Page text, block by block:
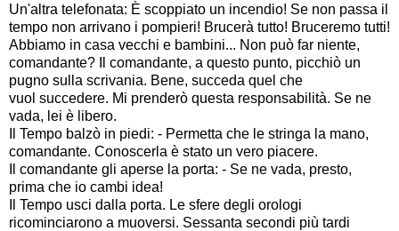
Un'altra telefonata: È scoppiato un incendio! Se non passa il
tempo non arrivano i pompieri! Brucerà tutto! Bruceremo tutti!
Abbiamo in casa vecchi e bambini... Non può far niente,
comandante? Il comandante, a questo punto, picchiò un
pugno sulla scrivania. Bene, succeda quel che
vuol succedere. Mi prenderò questa responsabilità. Se ne
vada, lei è libero.
Il Tempo balzò in piedi: - Permetta che le stringa la mano,
comandante. Conoscerla è stato un vero piacere.
Il comandante gli aperse la porta: - Se ne vada, presto,
prima che io cambi idea!
Il Tempo usci dalla porta. Le sfere degli orologi
ricominciarono a muoversi. Sessanta secondi più tardi